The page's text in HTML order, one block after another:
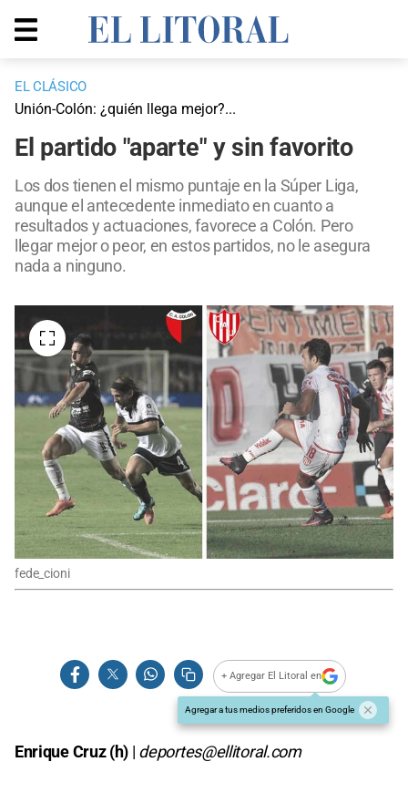
EL CLÁSICO
Unión-Colón: ¿quién llega mejor?...
El partido "aparte" y sin favorito
Los dos tienen el mismo puntaje en la Súper Liga,
aunque el antecedente inmediato en cuanto a
resultados y actuaciones, favorece a Colón. Pero
llegar mejor o peor, en estos partidos, no le asegura
nada a ninguno.
fede_cioni
+ Agregar El Litoral en
Agregar a tus medios preferidos en Google
Enrique Cruz (h) | deportes@ellitoral.com